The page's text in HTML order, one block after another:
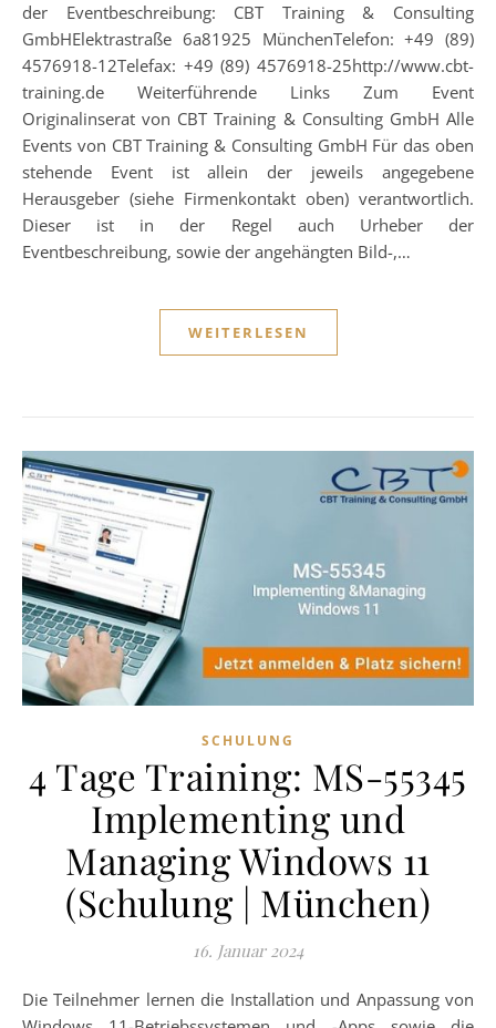
der Eventbeschreibung: CBT Training & Consulting
GmbHElektrastraße 6a81925 MünchenTelefon: +49 (89)
4576918-12Telefax: +49 (89) 4576918-25http://www.cbt-
training.de Weiterführende Links Zum Event
Originalinserat von CBT Training & Consulting GmbH Alle
Events von CBT Training & Consulting GmbH Für das oben
stehende Event ist allein der jeweils angegebene
Herausgeber (siehe Firmenkontakt oben) verantwortlich.
Dieser ist in der Regel auch Urheber der
Eventbeschreibung, sowie der angehängten Bild-,…
WEITERLESEN
SCHULUNG
4 Tage Training: MS-55345
Implementing und
Managing Windows 11
(Schulung | München)
16. Januar 2024
Die Teilnehmer lernen die Installation und Anpassung von